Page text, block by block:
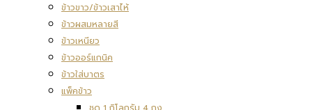
ข้าวขาว/ข้าวเสาไห้
ข้าวผสมหลายสี
ข้าวเหนียว
ข้าวออร์แกนิค
ข้าวใส่บาตร
แพ็คข้าว